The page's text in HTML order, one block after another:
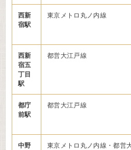
西新
宿駅
東京メトロ丸ノ内線
西新
宿五
丁目
駅
都営大江戸線
都庁
前駅
都営大江戸線
中野
東京メトロ丸ノ内線・都営